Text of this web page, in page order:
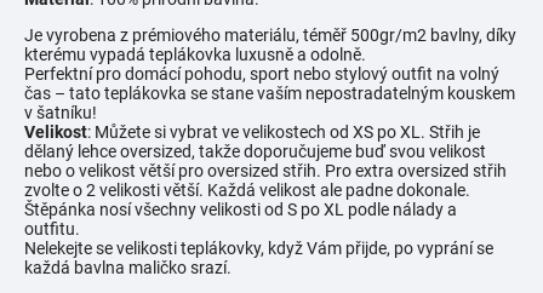
Je vyrobena z prémiového materiálu, téměř 500gr/m2 bavlny, díky
kterému vypadá teplákovka luxusně a odolně.
Perfektní pro domácí pohodu, sport nebo stylový outfit na volný
čas – tato teplákovka se stane vaším nepostradatelným kouskem
v šatníku!
Velikost: Můžete si vybrat ve velikostech od XS po XL. Střih je
dělaný lehce oversized, takže doporučujeme buď svou velikost
nebo o velikost větší pro oversized střih. Pro extra oversized střih
zvolte o 2 velikosti větší. Každá velikost ale padne dokonale.
Štěpánka nosí všechny velikosti od S po XL podle nálady a
outfitu.
Nelekejte se velikosti teplákovky, když Vám přijde, po vyprání se
každá bavlna maličko srazí.